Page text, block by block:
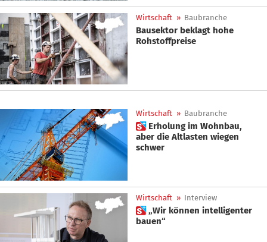
Wirtschaft » Baubranche
Bausektor beklagt hohe
Rohstoffpreise
Wirtschaft » Baubranche
 Erholung im Wohnbau,
aber die Altlasten wiegen
schwer
Wirtschaft » Interview
 „Wir können intelligenter
bauen“